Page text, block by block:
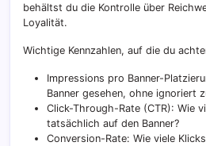
behältst du die Kontrolle über
Loyalität.
Wichtige Kennzahlen, auf die du
Impressions pro Banner-
Banner gesehen, ohne ignoriert
Click-Through-Rate (CTR): Wie
tatsächlich auf den Banner?
Conversion-Rate: Wie viele